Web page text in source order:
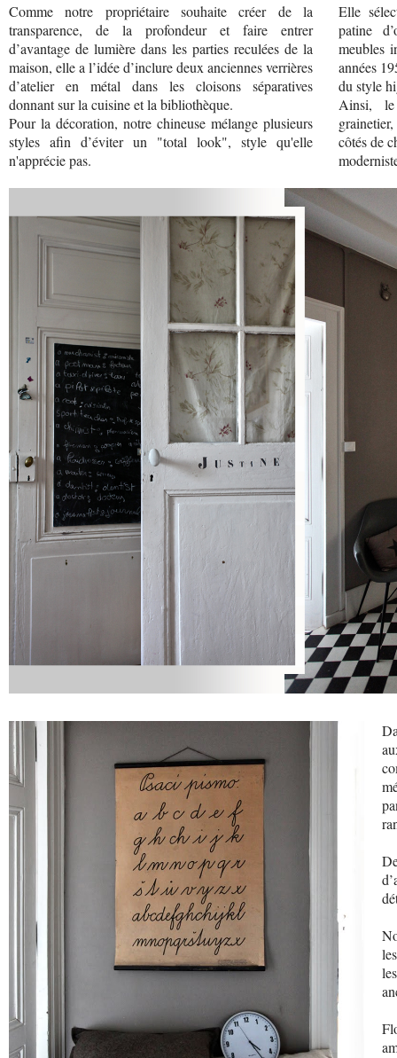
Comme notre propriétaire souhaite créer de la
transparence, de la profondeur et faire entrer
d’avantage de lumière dans les parties reculées de la
maison, elle a l’idée d’inclure deux anciennes verrières
d’atelier en métal dans les cloisons séparatives
donnant sur la cuisine et la bibliothèque.
Pour la décoration, notre chineuse mélange plusieurs
styles afin d’éviter un "total look", style qu'elle
n'apprécie pas.
Elle
patine
meubles
années
du style
Ainsi, le
côtés de